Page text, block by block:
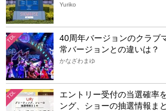
Yuriko
TDL
40周年バージョンのクラブ
常バージョンとの違いは？
かなざわまゆ
TDL
エントリー受付の当選確率
ング、ショーの抽選情報ま